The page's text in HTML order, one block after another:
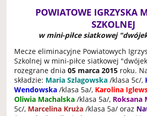
POWIATOWE IGRZYSKA
SZKOLNEJ
w mini-piłce siatkowej
Mecze eliminacyjne Powiatowych
Szkolnej w mini-piłce siatkowej
rozegrane dnia05 marca 2015 roku.
składzie: Maria Szlagowska /klasa 5c/,
Wendowska /klasa 5a/, Karolina
Oliwia Machalska /klasa 5a/, Roksana
5c/, Marcelina Kruża /klasa 5a/ oraz